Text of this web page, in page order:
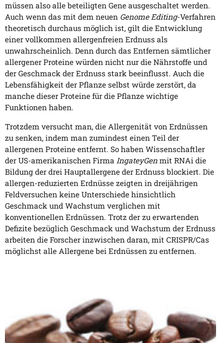
müssen also alle beteiligten Gene ausgeschaltet werden.
Auch wenn das mit dem neuen Genome Editing-Verfahren
theoretisch durchaus möglich ist, gilt die Entwicklung
einer vollkommen allergenfreien Erdnuss als
unwahrscheinlich. Denn durch das Entfernen sämtlicher
allergener Proteine würden nicht nur die Nährstoffe und
der Geschmack der Erdnuss stark beeinflusst. Auch die
Lebensfähigkeit der Pflanze selbst würde zerstört, da
manche dieser Proteine für die Pflanze wichtige
Funktionen haben.
Trotzdem versucht man, die Allergenität von Erdnüssen
zu senken, indem man zumindest einen Teil der
allergenen Proteine entfernt. So haben Wissenschaftler
der US-amerikanischen Firma IngateyGen mit RNAi die
Bildung der drei Hauptallergene der Erdnuss blockiert. Die
allergen-reduzierten Erdnüsse zeigten in dreijährigen
Feldversuchen keine Unterschiede hinsichtlich
Geschmack und Wachstum verglichen mit
konventionellen Erdnüssen. Trotz der zu erwartenden
Defizite bezüglich Geschmack und Wachstum der Erdnuss
arbeiten die Forscher inzwischen daran, mit CRISPR/Cas
möglichst alle Allergene bei Erdnüssen zu entfernen.